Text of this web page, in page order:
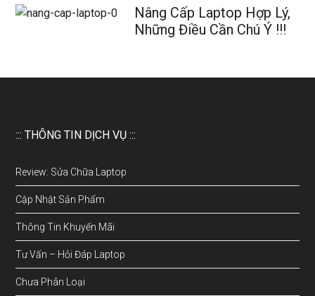
Nâng Cấp Laptop Hợp Lý,
Những Điều Cần Chú Ý !!!
::: THÔNG TIN DỊCH VỤ :::
Review: Sửa Chữa Laptop
Cập Nhật Sản Phẩm
Thông Tin Khuyến Mãi
Tư Vấn – Hỏi Đáp Laptop
Chưa Phân Loại